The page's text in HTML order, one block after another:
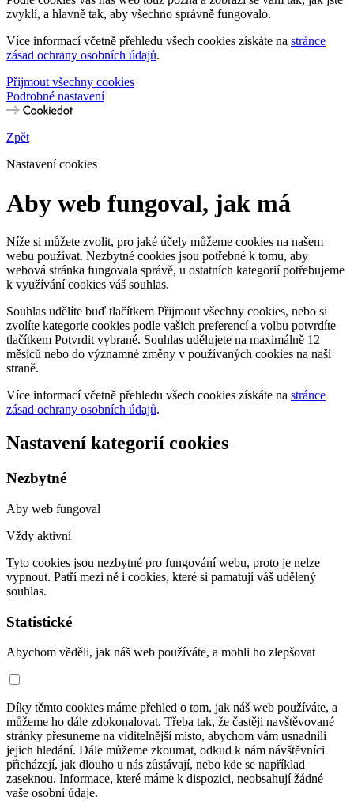
zvyklí, a hlavně tak, aby všechno správně fungovalo.
Více informací včetně přehledu všech cookies získáte na stránce
zásad ochrany osobních údajů.
Přijmout všechny cookies
Podrobné nastavení
Zpět
Nastavení cookies
Aby web fungoval, jak má
Níže si můžete zvolit, pro jaké účely můžeme cookies na našem
webu používat. Nezbytné cookies jsou potřebné k tomu, aby
webová stránka fungovala správě, u ostatních kategorií potřebujeme
k využívání cookies váš souhlas.
Souhlas udělíte buď tlačítkem Přijmout všechny cookies, nebo si
zvolíte kategorie cookies podle vašich preferencí a volbu potvrdíte
tlačítkem Potvrdit vybrané. Souhlas udělujete na maximálně 12
měsíců nebo do významné změny v používaných cookies na naší
straně.
Více informací včetně přehledu všech cookies získáte na stránce
zásad ochrany osobních údajů.
Nastavení kategorií cookies
Nezbytné
Aby web fungoval
Vždy aktivní
Tyto cookies jsou nezbytné pro fungování webu, proto je nelze
vypnout. Patří mezi ně i cookies, které si pamatují váš udělený
souhlas.
Statistické
Abychom věděli, jak náš web používáte, a mohli ho zlepšovat
Díky těmto cookies máme přehled o tom, jak náš web používáte, a
můžeme ho dále zdokonalovat. Třeba tak, že častěji navštěvované
stránky přesuneme na viditelnější místo, abychom vám usnadnili
jejich hledání. Dále můžeme zkoumat, odkud k nám návštěvníci
přicházejí, jak dlouho u nás zůstávají, nebo kde se například
zaseknou. Informace, které máme k dispozici, neobsahují žádné
vaše osobní údaje.